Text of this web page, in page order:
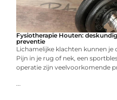
Fysiotherapie Houten:
preventie
Lichamelijke klachten kunnen je
Pijn in je rug of nek, een
operatie zijn veelvoorkomende
...